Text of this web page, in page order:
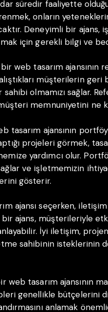
süredir faaliyette
onların
Deneyimli bir
için gerekli bilgi ve
web tasarım ajansının
müşterilerin
sahibi olmamızı sağlar.
müşteri memnuniyetini ne
tasarım ajansının
projeleri görmek,
yardımcı olur.
ve işletmemizin
gösterir.
ajansı seçerken,
bir ajans, müşterileriyle
İyi iletişim,
sahibinin isteklerinin
web tasarım ajansının
genellikle bütçelerini
anlamak